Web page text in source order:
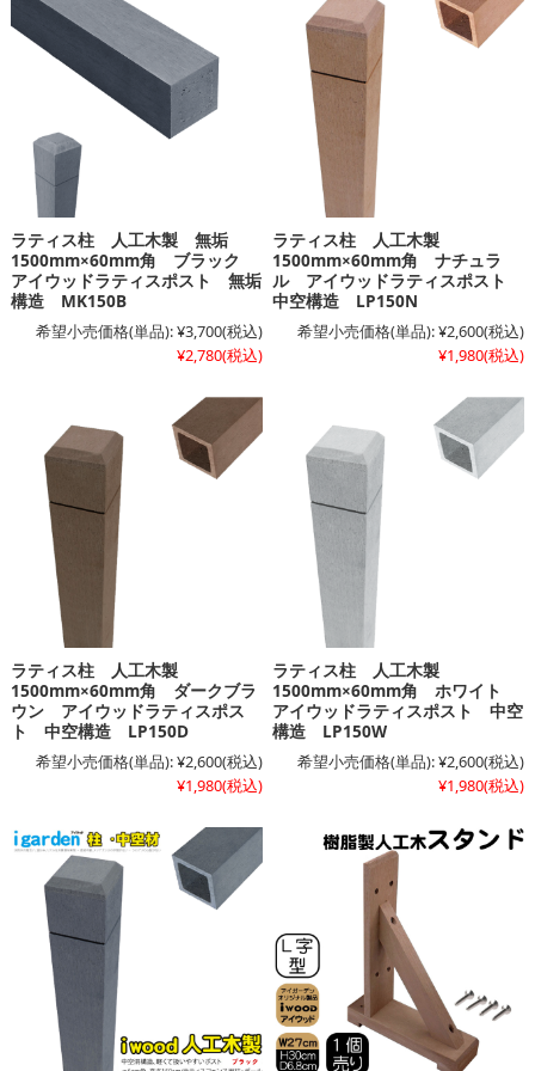
ラティス柱 人工木製 無垢
1500mm×60mm角 ブラック
アイウッドラティスポスト 無垢
構造 MK150B
希望小売価格(単品):¥3,700(税込)
¥2,780(税込)
ラティス柱 人工木製
1500mm×60mm角 ナチュラ
ル アイウッドラティスポスト
中空構造 LP150N
希望小売価格(単品):¥2,600(税込)
¥1,980(税込)
ラティス柱 人工木製
1500mm×60mm角 ダークブラ
ウン アイウッドラティスポス
ト 中空構造 LP150D
希望小売価格(単品):¥2,600(税込)
¥1,980(税込)
ラティス柱 人工木製
1500mm×60mm角 ホワイト
アイウッドラティスポスト 中空
構造 LP150W
希望小売価格(単品):¥2,600(税込)
¥1,980(税込)